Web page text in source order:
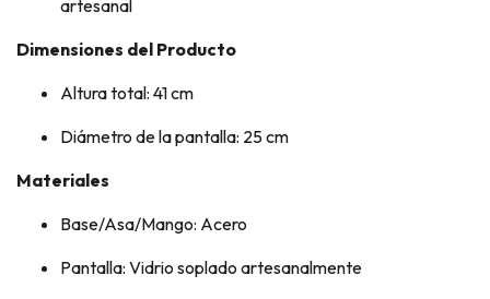
artesanal
Dimensiones del Producto
Altura total: 41 cm
Diámetro de la pantalla: 25 cm
Materiales
Base/Asa/Mango: Acero
Pantalla: Vidrio soplado artesanalmente